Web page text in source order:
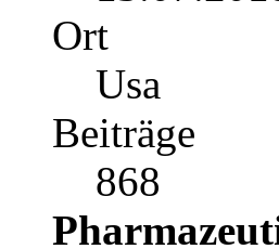
Registriert seit
13.07.2018
Ort
Usa